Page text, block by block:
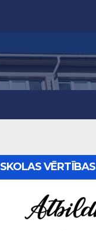
SKOLAS VĒRTĪBAS